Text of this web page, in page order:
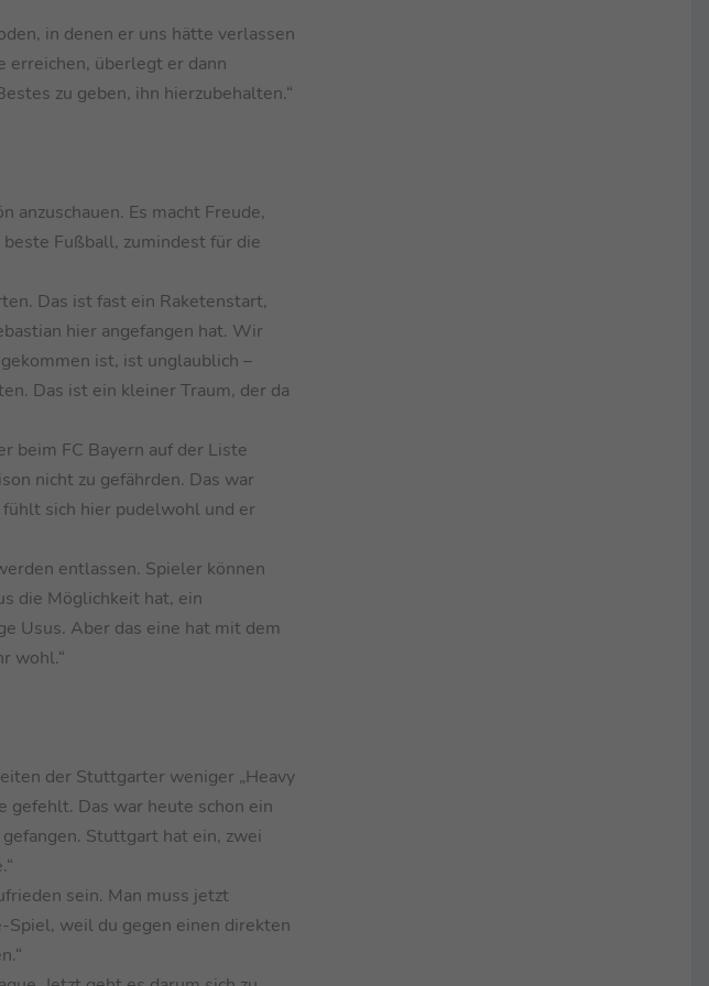
in denen er uns hätte verlassen
erreichen, überlegt er dann
zu geben, ihn hierzubehalten.“
anzuschauen. Es macht Freude,
Fußball, zumindest für die
Das ist fast ein Raketenstart,
hier angefangen hat. Wir
ist, ist unglaublich –
Das ist ein kleiner Traum, der da
beim FC Bayern auf der Liste
nicht zu gefährden. Das war
sich hier pudelwohl und er
entlassen. Spieler können
die Möglichkeit hat, ein
Usus. Aber das eine hat mit dem
wohl.“
der Stuttgarter weniger „Heavy
gefehlt. Das war heute schon ein
Stuttgart hat ein, zwei
sein. Man muss jetzt
Spiel, weil du gegen einen direkten